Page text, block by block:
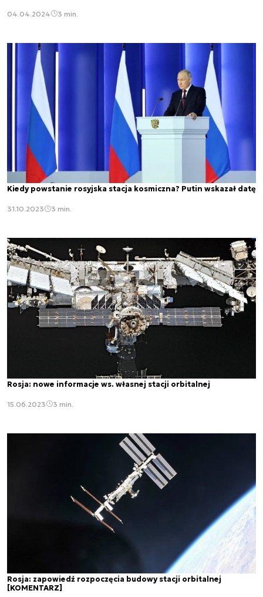
04.04.2024 3 min.
Kiedy powstanie rosyjska stacja kosmiczna? Putin wskazał datę
31.10.2023 3 min.
Rosja: nowe informacje ws. własnej stacji orbitalnej
15.06.2023 3 min.
Rosja: zapowiedź rozpoczęcia budowy stacji orbitalnej
[KOMENTARZ]